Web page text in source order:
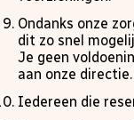
Ondanks onze
dit zo snel
Je geen
aan onze directie.
Iedereen die